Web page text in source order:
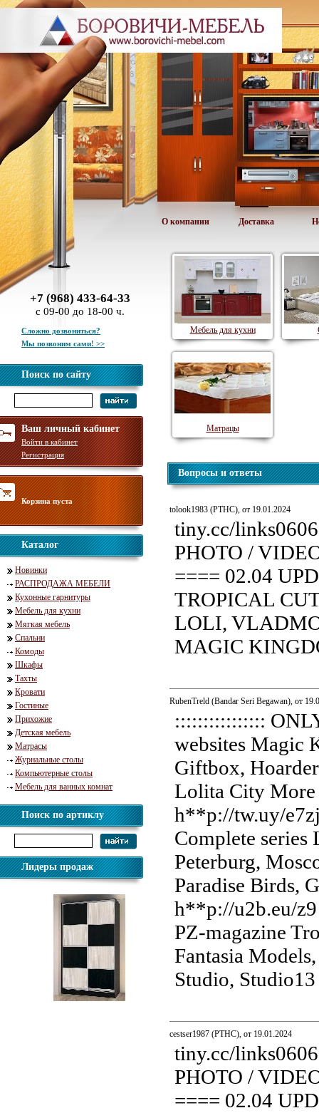
О компании Доставка
+7 (968) 433-64-33
с 09-00 до 18-00 ч.
Сложно дозвониться?
Мы позвоним сами! >>
Поиск по сайту
Ваш личный кабинет
Войти в кабинет
Регистрация
Корзина пуста
Каталог
Новинки
РАСПРОДАЖА МЕБЕЛИ
Кухонные гарнитуры
Мебель для кухни
Мягкая мебель
Спальни
Комоды
Шкафы
Тахты
Кровати
Гостиные
Прихожие
Детская мебель
Матрасы
Журнальные столы
Компьютерные столы
Мебель для ванных комнат
Поиск по артиклу
Лидеры продаж
Мебель для кухни
Матрацы
Вопросы и ответы
tolook1983 (PTHC), от 19.01.2024
tiny.cc/
PHOTO /
==== 02.04
TROPICAL
LOLI,
MAGIC
RubenTreld (Bandar Seri Begawan), от
::::::::::::::::
websites Magic
Giftbox,
Lolita City More
h**p://tw.uy/
Complete
Peterburg,
Paradise Birds,
h**p://u2b.eu/
PZ-magazine
Fantasia
Studio,
cestser1987 (PTHC), от 19.01.2024
tiny.cc/
PHOTO /
==== 02.04